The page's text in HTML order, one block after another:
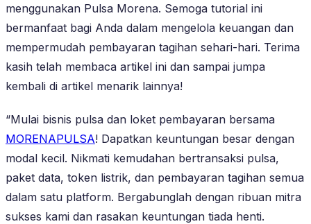
menggunakan Pulsa Morena. Semoga tutorial ini
bermanfaat bagi Anda dalam mengelola keuangan dan
mempermudah pembayaran tagihan sehari-hari. Terima
kasih telah membaca artikel ini dan sampai jumpa
kembali di artikel menarik lainnya!
“Mulai bisnis pulsa dan loket pembayaran bersama
MORENAPULSA! Dapatkan keuntungan besar dengan
modal kecil. Nikmati kemudahan bertransaksi pulsa,
paket data, token listrik, dan pembayaran tagihan semua
dalam satu platform. Bergabunglah dengan ribuan mitra
sukses kami dan rasakan keuntungan tiada henti.